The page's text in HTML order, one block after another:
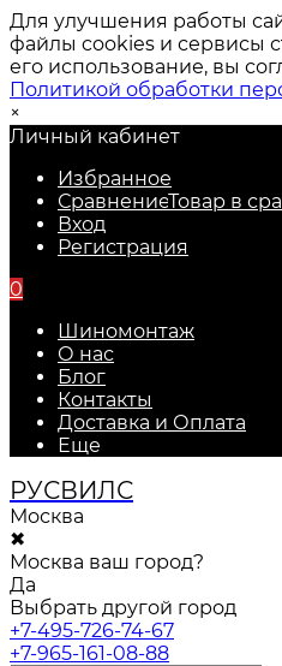
Для улучшения работы
файлы cookies и сервисы
его использование, вы
Политикой обработки
×
Личный кабинет
Избранное
СравнениеТовар в
Вход
Регистрация
0
Шиномонтаж
О нас
Блог
Контакты
Доставка и Оплата
Еще
РУСВИЛС
Москва
✖
Москва ваш город?
Да
Выбрать другой город
+7-495-726-74-67
+7-965-161-08-88